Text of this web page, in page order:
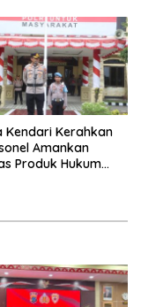
Kendari Kerahkan
Amankan
Produk Hukum